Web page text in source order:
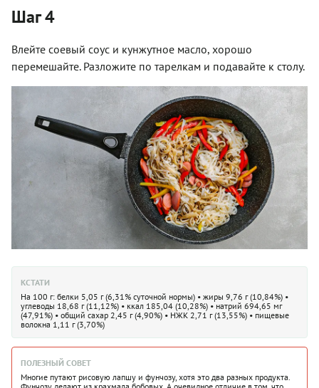
Шаг 4
Влейте соевый соус и кунжутное масло, хорошо
перемешайте. Разложите по тарелкам и подавайте к столу.
КСТАТИ
На 100 г: белки 5,05 г (6,31% суточной нормы) • жиры 9,76 г (10,84%) •
углеводы 18,68 г (11,12%) • ккал 185,04 (10,28%) • натрий 694,65 мг
(47,91%) • общий сахар 2,45 г (4,90%) • НЖК 2,71 г (13,55%) • пищевые
волокна 1,11 г (3,70%)
ПОЛЕЗНЫЙ СОВЕТ
Многие путают рисовую лапшу и фунчозу, хотя это два разных продукта.